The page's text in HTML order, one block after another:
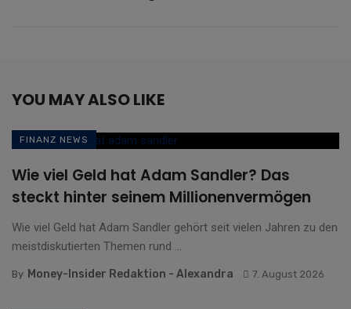
YOU MAY ALSO LIKE
FINANZ NEWS
Wie viel Geld hat Adam Sandler? Das
steckt hinter seinem Millionenvermögen
Wie viel Geld hat Adam Sandler gehört seit vielen Jahren zu den
meistdiskutierten Themen rund ...
By Money-Insider Redaktion - Alexandra 7. August 2026